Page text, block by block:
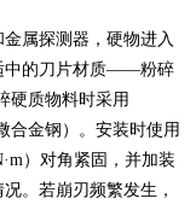
属探测器，硬物进入
中的刀片材质——粉碎
硬质物料时采用
合金钢）。安装时使用
）对角紧固，并加装
。若崩刃频繁发生，